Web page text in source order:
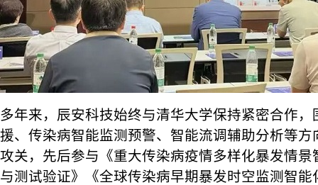
多年来，辰安科技始终与清华大学保持紧密合作
援、传染病智能监测预警、智能流调辅助分析等
攻关，先后参与《重大传染病疫情多样化暴发情
与测试验证》《全球传染病早期暴发时空监测智